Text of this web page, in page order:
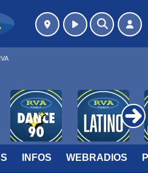
INFOS WEBRADIOS